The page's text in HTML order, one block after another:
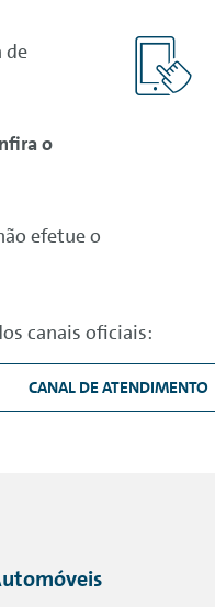
de
o
efetue o
canais oficiais:
CANAL DE ATENDIMENTO